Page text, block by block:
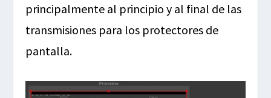
principalmente al principio y al final de las
transmisiones para los protectores de
pantalla.